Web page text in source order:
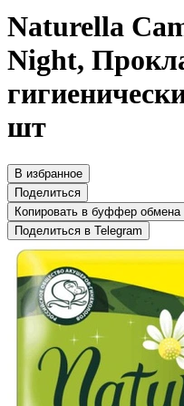
Naturella
Night,
шт
В избранное
Поделиться
Копировать в буффер обмена
Поделиться в Telegram